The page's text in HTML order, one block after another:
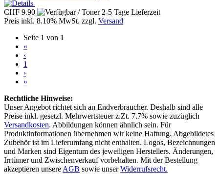
CHF 9.90
Preis inkl. 8.10% MwSt. zzgl. Versand
Seite 1 von 1
«
‹
1
›
»
Rechtliche Hinweise:
Unser Angebot richtet sich an Endverbraucher. Deshalb sind alle
Preise inkl. gesetzl. Mehrwertsteuer z.Zt. 7.7% sowie zuzüglich
Versandkosten. Abbildungen können ähnlich sein. Für
Produktinformationen übernehmen wir keine Haftung. Abgebildetes
Zubehör ist im Lieferumfang nicht enthalten. Logos, Bezeichnungen
und Marken sind Eigentum des jeweiligen Herstellers. Änderungen,
Irrtümer und Zwischenverkauf vorbehalten. Mit der Bestellung
akzeptieren unsere AGB sowie unserWiderrufsrecht.